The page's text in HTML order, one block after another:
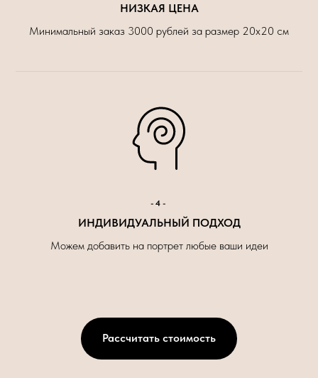
НИЗКАЯ ЦЕНА
Минимальный заказ 3000 рублей за размер 20х20 см
-4-
ИНДИВИДУАЛЬНЫЙ ПОДХОД
Можем добавить на портрет любые ваши идеи
Рассчитать стоимость